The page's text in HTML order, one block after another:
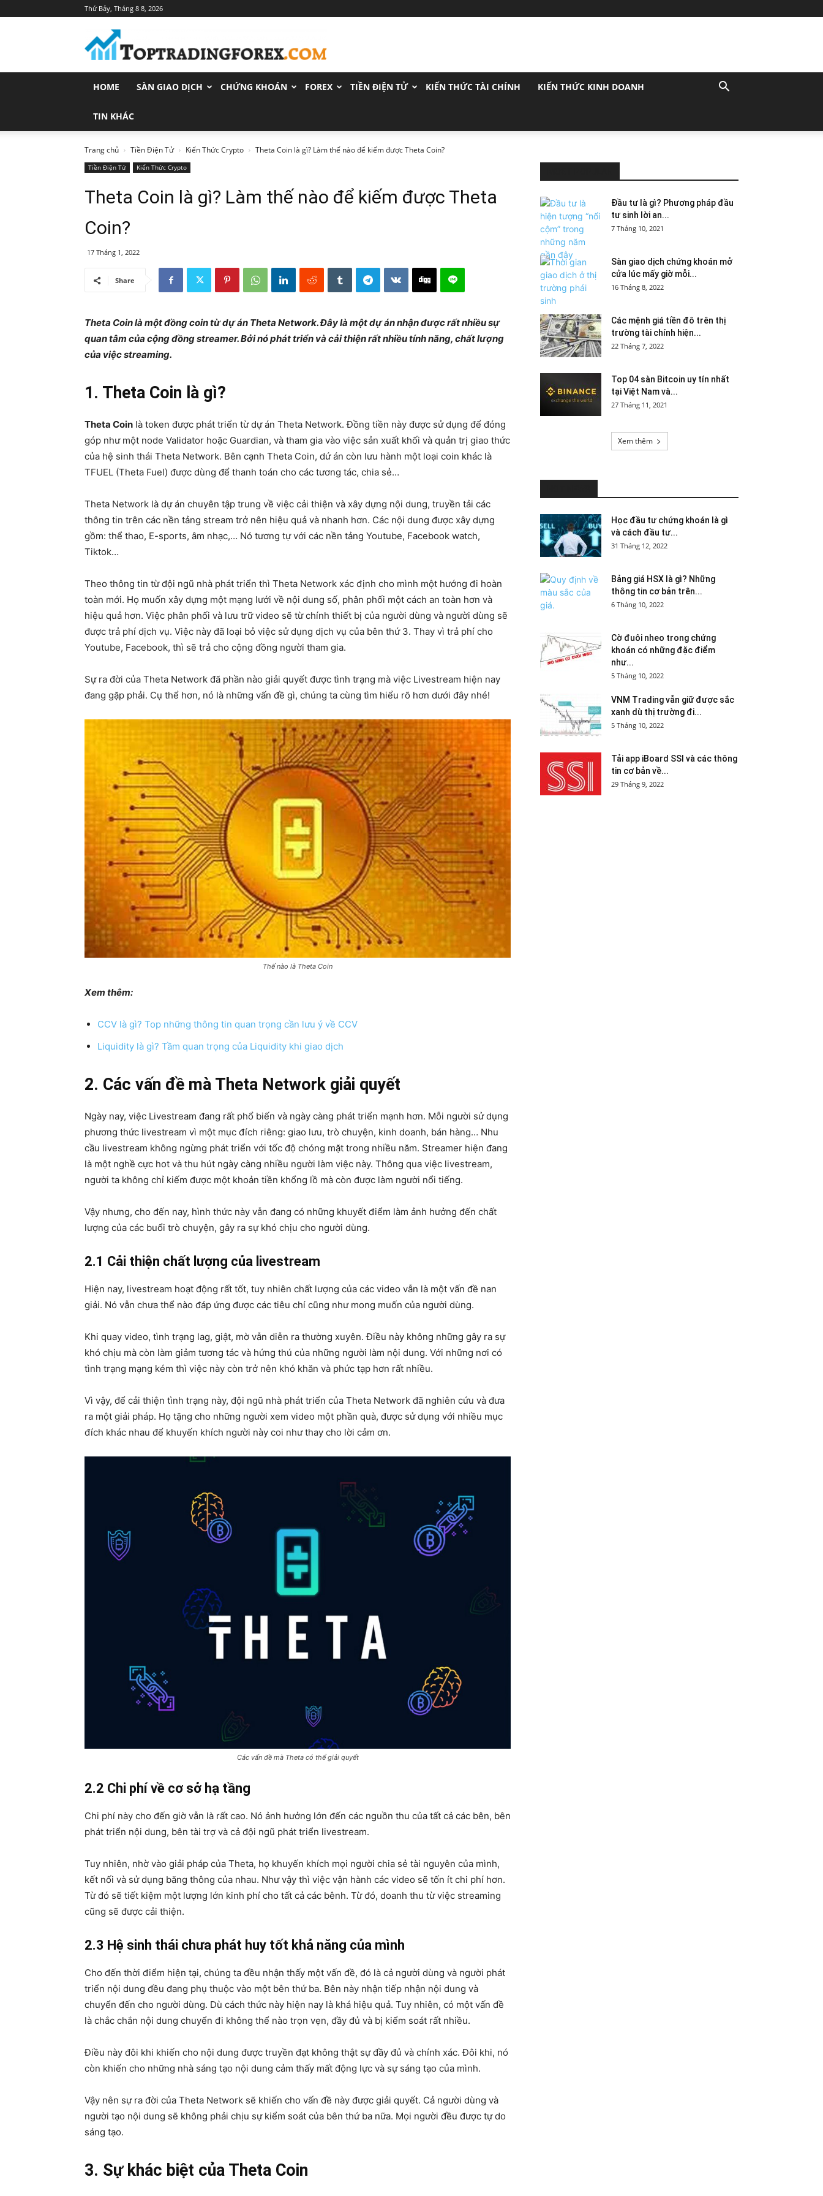
Thứ Bảy, Tháng 8 8, 2026
Trang
Tin
Tức
Đầu
HOME SÀN GIAO DỊCH CHỨNG KHOÁN FOREX TIỀN ĐIỆN TỬ KIẾN THỨC TÀI CHÍNH KIẾN THỨC KINH DOANH
TIN KHÁC
Trang chủ Tiền Điện Tử Kiến Thức Crypto Theta Coin là gì? Làm thế nào để kiếm được Theta Coin?
Tiền Điện Tử Kiến Thức Crypto
Theta Coin là gì? Làm thế nào để kiếm được Theta
Coin?
17 Tháng 1, 2022
Share
Theta Coin là một đồng coin từ dự án Theta Network. Đây là một dự án nhận được rất nhiều sự
quan tâm của cộng đồng streamer. Bởi nó phát triển và cải thiện rất nhiều tính năng, chất lượng
của việc streaming.
1. Theta Coin là gì?
Theta Coin là token được phát triển từ dự án Theta Network. Đồng tiền này được sử dụng để đóng
góp như một node Validator hoặc Guardian, và tham gia vào việc sản xuất khối và quản trị giao thức
của hệ sinh thái Theta Network. Bên cạnh Theta Coin, dứ án còn lưu hành một loại coin khác là
TFUEL (Theta Fuel) được dùng để thanh toán cho các tương tác, chia sẻ…
Theta Network là dự án chuyên tập trung về việc cải thiện và xây dựng nội dung, truyền tải các
thông tin trên các nền tảng stream trở nên hiệu quả và nhanh hơn. Các nội dung được xây dựng
gồm: thể thao, E-sports, âm nhạc,… Nó tương tự với các nền tảng Youtube, Facebook watch,
Tiktok…
Theo thông tin từ đội ngũ nhà phát triển thì Theta Network xác định cho mình một hướng đi hoàn
toàn mới. Họ muốn xây dựng một mạng lưới về nội dung số, phân phối một cách an toàn hơn và
hiệu quả hơn. Việc phân phối và lưu trữ video sẽ từ chính thiết bị của người dùng và người dùng sẽ
được trả phí dịch vụ. Việc này đã loại bỏ việc sử dụng dịch vụ của bên thứ 3. Thay vì trả phí cho
Youtube, Facebook, thì sẽ trả cho cộng đồng người tham gia.
Sự ra đời của Theta Network đã phần nào giải quyết được tình trạng mà việc Livestream hiện nay
đang gặp phải. Cụ thể hơn, nó là những vấn đề gì, chúng ta cùng tìm hiểu rõ hơn dưới đây nhé!
Thế nào là Theta Coin
Xem thêm:
CCV là gì? Top những thông tin quan trọng cần lưu ý về CCV
Liquidity là gì? Tầm quan trọng của Liquidity khi giao dịch
2. Các vấn đề mà Theta Network giải quyết
Ngày nay, việc Livestream đang rất phổ biến và ngày càng phát triển mạnh hơn. Mỗi người sử dụng
phương thức livestream vì một mục đích riêng: giao lưu, trò chuyện, kinh doanh, bán hàng… Nhu
cầu livestream không ngừng phát triển với tốc độ chóng mặt trong nhiều năm. Streamer hiện đang
là một nghề cực hot và thu hút ngày càng nhiều người làm việc này. Thông qua việc livestream,
người ta không chỉ kiếm được một khoản tiền khổng lồ mà còn được làm người nổi tiếng.
Vậy nhưng, cho đến nay, hình thức này vẫn đang có những khuyết điểm làm ảnh hưởng đến chất
lượng của các buổi trò chuyện, gây ra sự khó chịu cho người dùng.
2.1 Cải thiện chất lượng của livestream
Hiện nay, livestream hoạt động rất tốt, tuy nhiên chất lượng của các video vẫn là một vấn đề nan
giải. Nó vẫn chưa thể nào đáp ứng được các tiêu chí cũng như mong muốn của người dùng.
Khi quay video, tình trạng lag, giật, mờ vẫn diễn ra thường xuyên. Điều này không những gây ra sự
khó chịu mà còn làm giảm tương tác và hứng thú của những người làm nội dung. Với những nơi có
tình trạng mạng kém thì việc này còn trở nên khó khăn và phức tạp hơn rất nhiều.
Vì vậy, để cải thiện tình trạng này, đội ngũ nhà phát triển của Theta Network đã nghiên cứu và đưa
ra một giải pháp. Họ tặng cho những người xem video một phần quà, được sử dụng với nhiều mục
đích khác nhau để khuyến khích người này coi như thay cho lời cảm ơn.
Các vấn đề mà Theta có thể giải quyết
2.2 Chi phí về cơ sở hạ tầng
Chi phí này cho đến giờ vẫn là rất cao. Nó ảnh hưởng lớn đến các nguồn thu của tất cả các bên, bên
phát triển nội dung, bên tài trợ và cả đội ngũ phát triển livestream.
Tuy nhiên, nhờ vào giải pháp của Theta, họ khuyến khích mọi người chia sẻ tài nguyên của mình,
kết nối và sử dụng băng thông của nhau. Như vậy thì việc vận hành các video sẽ tốn ít chi phí hơn.
Từ đó sẽ tiết kiệm một lượng lớn kinh phí cho tất cả các bênh. Từ đó, doanh thu từ việc streaming
cũng sẽ được cải thiện.
2.3 Hệ sinh thái chưa phát huy tốt khả năng của mình
Cho đến thời điểm hiện tại, chúng ta đều nhận thấy một vấn đề, đó là cả người dùng và người phát
triển nội dung đều đang phụ thuộc vào một bên thứ ba. Bên này nhận tiếp nhận nội dung và
chuyển đến cho người dùng. Dù cách thức này hiện nay là khá hiệu quả. Tuy nhiên, có một vấn đề
là chắc chắn nội dung chuyển đi không thể nào trọn vẹn, đầy đủ và bị kiểm soát rất nhiều.
Điều này đôi khi khiến cho nội dung được truyền đạt không thật sự đầy đủ và chính xác. Đôi khi, nó
còn khiến cho những nhà sáng tạo nội dung cảm thấy mất động lực và sự sáng tạo của mình.
Vậy nên sự ra đời của Theta Network sẽ khiến cho vấn đề này được giải quyết. Cả người dùng và
người tạo nội dung sẽ không phải chịu sự kiểm soát của bên thứ ba nữa. Mọi người đều được tự do
sáng tạo.
3. Sự khác biệt của Theta Coin
Đầu tư là gì? Phương pháp đầu
tư sinh lời an...
7 Tháng 10, 2021
Sàn giao dịch chứng khoán mở
cửa lúc mấy giờ mỗi...
16 Tháng 8, 2022
Các mệnh giá tiền đô trên thị
trường tài chính hiện...
22 Tháng 7, 2022
Top 04 sàn Bitcoin uy tín nhất
tại Việt Nam và...
27 Tháng 11, 2021
Xem thêm
Học đầu tư chứng khoán là gì
và cách đầu tư...
31 Tháng 12, 2022
Bảng giá HSX là gì? Những
thông tin cơ bản trên...
6 Tháng 10, 2022
Cờ đuôi nheo trong chứng
khoán có những đặc điểm
như...
5 Tháng 10, 2022
VNM Trading vẫn giữ được sắc
xanh dù thị trường đi...
5 Tháng 10, 2022
Tải app iBoard SSI và các thông
tin cơ bản về...
29 Tháng 9, 2022